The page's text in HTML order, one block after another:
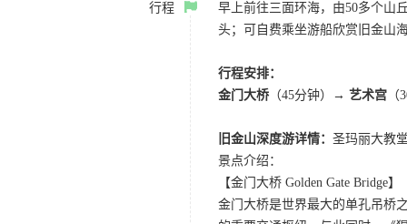
行程
早上前往三面环海，由50多个山
头；可自费乘坐游船欣赏旧金山
行程安排：
金门大桥 （45分钟）→ 艺术宫
旧金山深度游详情： 圣玛丽大教
景点介绍：
【金门大桥 Golden Gate Bridge】
金门大桥是世界最大的单孔吊桥